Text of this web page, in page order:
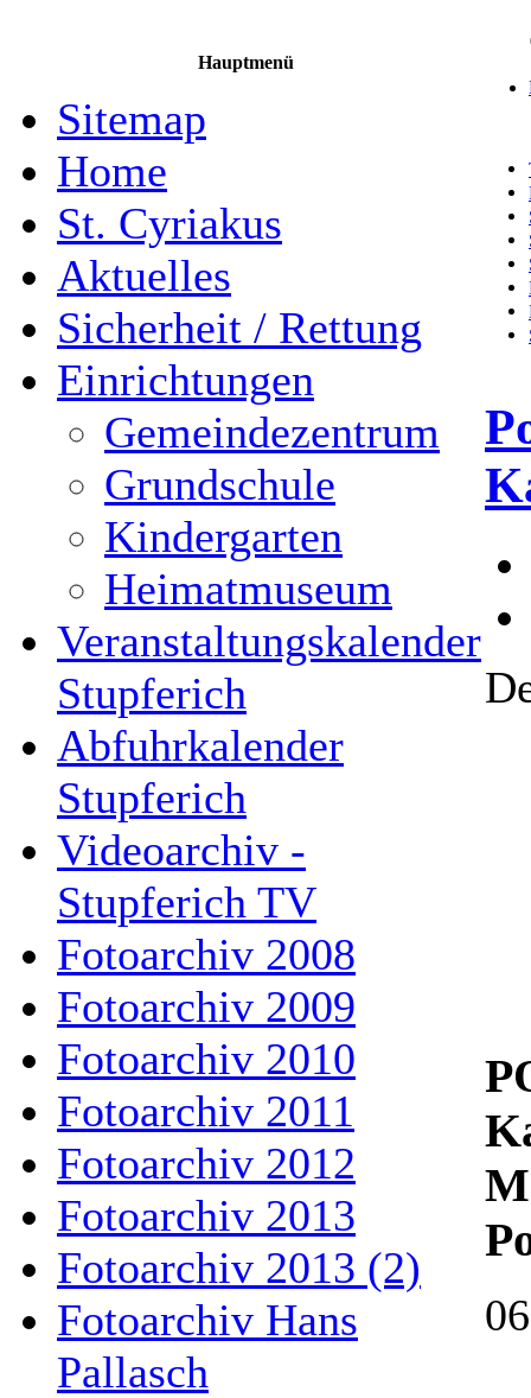
Hauptmenü
Sitemap
Home
St. Cyriakus
Aktuelles
Sicherheit / Rettung
Einrichtungen
Gemeindezentrum
Grundschule
Kindergarten
Heimatmuseum
Veranstaltungskalender
Stupferich
Abfuhrkalender
Stupferich
Videoarchiv -
Stupferich TV
Fotoarchiv 2008
Fotoarchiv 2009
Fotoarchiv 2010
Fotoarchiv 2011
Fotoarchiv 2012
Fotoarchiv 2013
Fotoarchiv 2013 (2)
Fotoarchiv Hans
Pallasch